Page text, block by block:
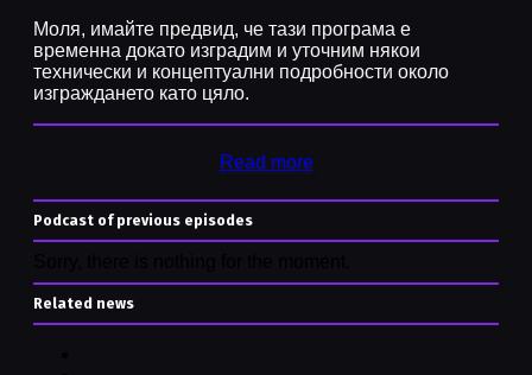
Моля, имайте предвид, че тази програма е
временна докато изградим и уточним някои
технически и концептуални подробности около
изграждането като цяло.
Read more
Podcast of previous episodes
Related news